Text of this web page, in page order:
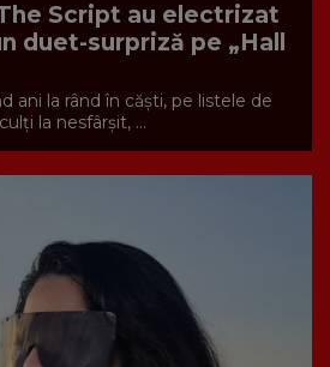
Script au electrizat
duet-surpriză pe „Hall
ani la rând în căști, pe listele de
la nesfârșit, ...